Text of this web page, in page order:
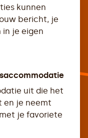
kunnen
bericht, je
je eigen
uit die het
en je neemt
je favoriete